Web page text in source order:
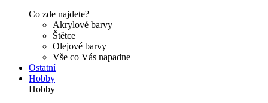
Co zde najdete?
Akrylové barvy
Štětce
Olejové barvy
Vše co Vás napadne
Ostatní
Hobby
Hobby